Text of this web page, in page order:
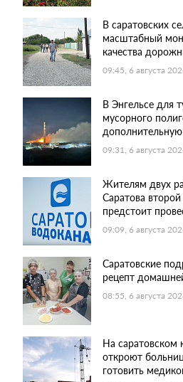
В саратовских
масштабный
качества
09:45, 6 августа
В Энгельсе для
мусорного
09:31, 6 августа
Жителям двух
Саратова
предстоит
09:09, 6 августа
Саратовские
рецепт
08:55, 6 августа
На саратовском
откроют
готовить